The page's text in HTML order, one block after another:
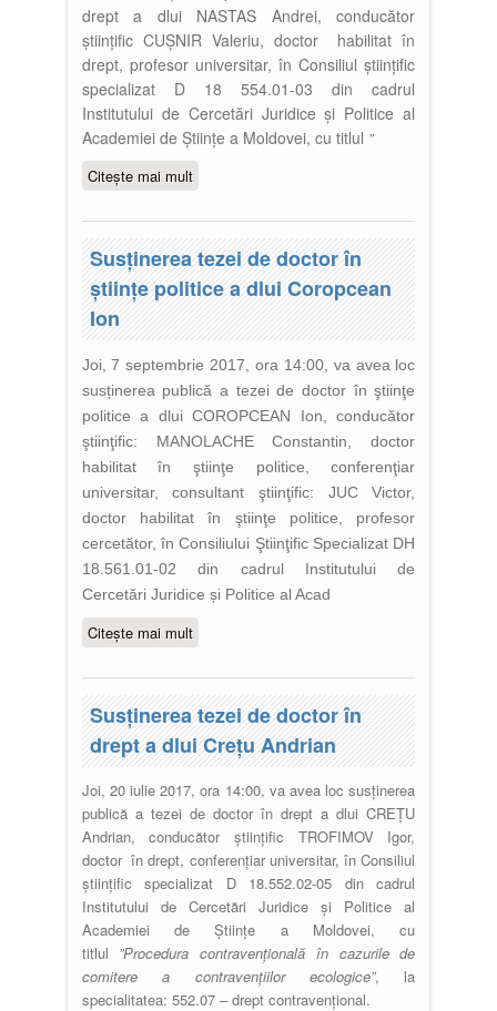
drept a dlui NASTAS Andrei, conducător
științific CUȘNIR Valeriu, doctor habilitat în
drept, profesor universitar, în Consiliul științific
specializat D 18 554.01-03 din cadrul
Institutului de Cercetări Juridice și Politice al
Academiei de Științe a Moldovei, cu titlul ”
Citește mai multdespre Susţinerea tezei de doctor
Susţinerea tezei de doctor în
ştiinţe politice a dlui Coropcean
Ion
Joi, 7 septembrie 2017, ora 14:00, va avea loc
susținerea publică a tezei de doctor în ştiinţe
politice a dlui COROPCEAN Ion, conducător
ştiinţific: MANOLACHE Constantin, doctor
habilitat în ştiinţe politice, conferenţiar
universitar, consultant ştiinţific: JUC Victor,
doctor habilitat în ştiinţe politice, profesor
cercetător, în Consiliului Ştiinţific Specializat DH
18.561.01-02 din cadrul Institutului de
Cercetări Juridice și Politice al Acad
Citește mai multdespre Susţinerea tezei de doctor
Ion
Susţinerea tezei de doctor în
drept a dlui Crețu Andrian
Joi, 20 iulie 2017, ora 14:00, va avea loc susținerea
publică a tezei de doctor în drept a dlui CREȚU
Andrian, conducător științific TROFIMOV Igor,
doctor în drept, conferențiar universitar, în Consiliul
științific specializat D 18.552.02-05 din cadrul
Institutului de Cercetări Juridice și Politice al
Academiei de Științe a Moldovei, cu
titlul ”Procedura contravențională în cazurile de
comitere a contravențiilor ecologice”, la
specialitatea: 552.07 – drept contravențional.